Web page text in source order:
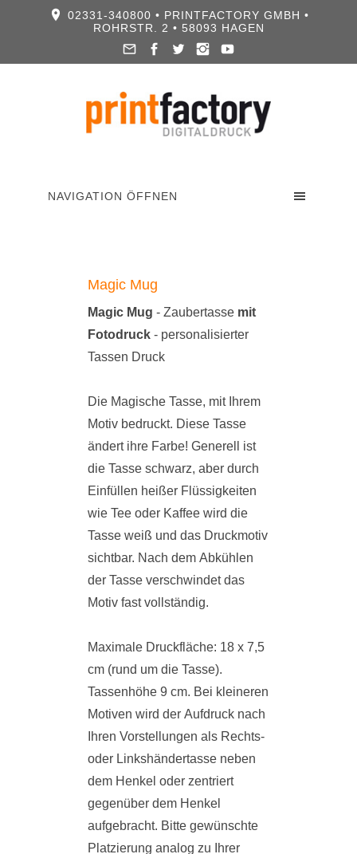
02331-340800 • PRINTFACTORY GMBH •
ROHRSTR. 2 • 58093 HAGEN
NAVIGATION ÖFFNEN
Magic Mug
Magic Mug - Zaubertasse mit
Fotodruck - personalisierter
Tassen Druck
Die Magische Tasse, mit Ihrem
Motiv bedruckt. Diese Tasse
ändert ihre Farbe! Generell ist
die Tasse schwarz, aber durch
Einfüllen heißer Flüssigkeiten
wie Tee oder Kaffee wird die
Tasse weiß und das Druckmotiv
sichtbar. Nach dem Abkühlen
der Tasse verschwindet das
Motiv fast vollständig.
Maximale Druckfläche: 18 x 7,5
cm (rund um die Tasse).
Tassenhöhe 9 cm. Bei kleineren
Motiven wird der Aufdruck nach
Ihren Vorstellungen als Rechts-
oder Linkshändertasse neben
dem Henkel oder zentriert
gegenüber dem Henkel
aufgebracht. Bitte gewünschte
Platzierung analog zu Ihrer